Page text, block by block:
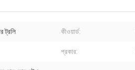
ট্রলি কীওয়ার্ড:
প্রকার: